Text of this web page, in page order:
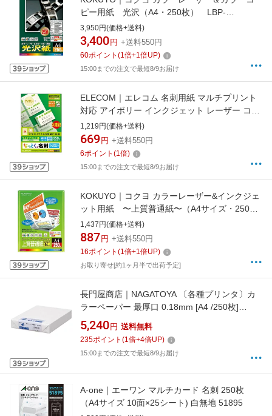
ピー用紙 光沢（A4・250枚） LBP-
FG1215N[LBPFG1215]
3,950円(価格+送料)
3,400 円 +送料550円
60ポイント (1倍+1倍UP)
15:00までの注文で最短8/9お届け
ELECOM｜エレコム 名刺用紙 マルチプリント
対応 アイボリー インクジェット レーザー コピ
ー対応 A4 10面付 マイクロミシンカット 250枚
MT-JMN1IVシリーズ アイボリー MT-
JMN1IVZ[MTJMN1IVZ]
1,219円(価格+送料)
669 円 +送料550円
6ポイント (1倍)
15:00までの注文で最短8/9お届け
KOKUYO｜コクヨ カラーレーザー&インクジェ
ット用紙 〜上質普通紙〜（A4サイズ・250
枚） KPC-P1015[KPCP1015]
1,437円(価格+送料)
887 円 +送料550円
16ポイント (1倍+1倍UP)
お取り寄せ[約1ヶ月半で出荷予定]
長門屋商店｜NAGATOYA 〔各種プリンタ〕カ
ラーペーパー 最厚口 0.18mm [A4 /250枚]
ナ-3551 白[ナ3551]
5,240 円 送料無料
235ポイント (1倍+4倍UP)
15:00までの注文で最短8/9お届け
A-one｜エーワン マルチカード 名刺 250枚
（A4サイズ 10面×25シート) 白無地 51895